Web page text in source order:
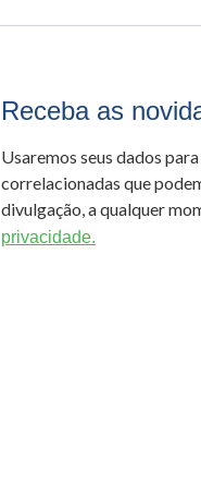
Receba as
Usaremos seus dados
correlacionadas que
divulgação, a qualquer
privacidade.